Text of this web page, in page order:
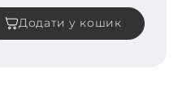
Додати у кошик